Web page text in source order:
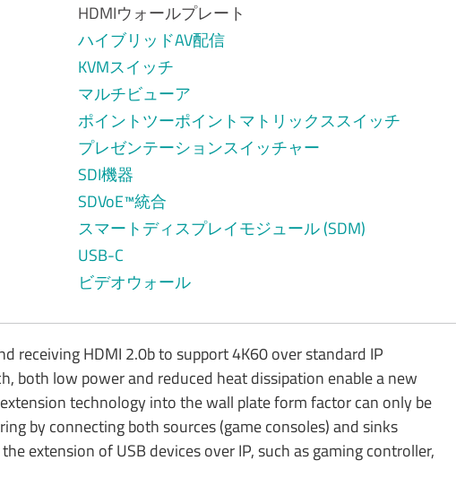
HDMIウォールプレート
ハイブリッドAV配信
KVMスイッチ
マルチビューア
ポイントツーポイントマトリックススイッチ
プレゼンテーションスイッチャー
SDI機器
SDVoE™統合
スマートディスプレイモジュール (SDM)
USB-C
ビデオウォール
receiving HDMI 2.0b to support 4K60 over standard IP
both low power and reduced heat dissipation enable a new
technology into the wall plate form factor can only be
by connecting both sources (game consoles) and sinks
extension of USB devices over IP, such as gaming controller,